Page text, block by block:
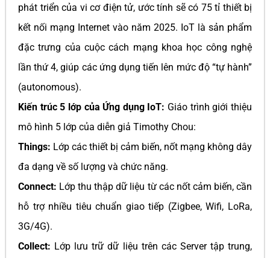
phát triển của vi cơ điện tử, ước tính sẽ có 75 tỉ thiết bị
kết nối mạng Internet vào năm 2025. IoT là sản phẩm
đặc trưng của cuộc cách mạng khoa học công nghệ
lần thứ 4, giúp các ứng dụng tiến lên mức độ “tự hành”
(autonomous).
Kiến trúc 5 lớp của Ứng dụng IoT: Giáo trình giới thiệu
mô hình 5 lớp của diễn giả Timothy Chou:
Things: Lớp các thiết bị cảm biến, nốt mạng không dây
đa dạng về số lượng và chức năng.
Connect: Lớp thu thập dữ liệu từ các nốt cảm biến, cần
hỗ trợ nhiều tiêu chuẩn giao tiếp (Zigbee, Wifi, LoRa,
3G/4G).
Collect: Lớp lưu trữ dữ liệu trên các Server tập trung,